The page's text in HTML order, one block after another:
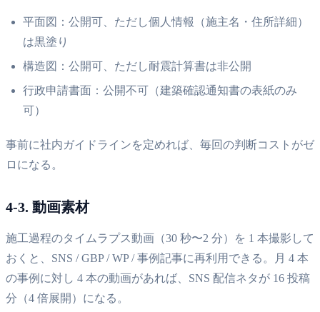
平面図：公開可、ただし個人情報（施主名・住所詳細）
は黒塗り
構造図：公開可、ただし耐震計算書は非公開
行政申請書面：公開不可（建築確認通知書の表紙のみ
可）
事前に社内ガイドラインを定めれば、毎回の判断コストがゼ
ロになる。
4-3. 動画素材
施工過程のタイムラプス動画（30 秒〜2 分）を 1 本撮影して
おくと、SNS / GBP / WP / 事例記事に再利用できる。月 4 本
の事例に対し 4 本の動画があれば、SNS 配信ネタが 16 投稿
分（4 倍展開）になる。